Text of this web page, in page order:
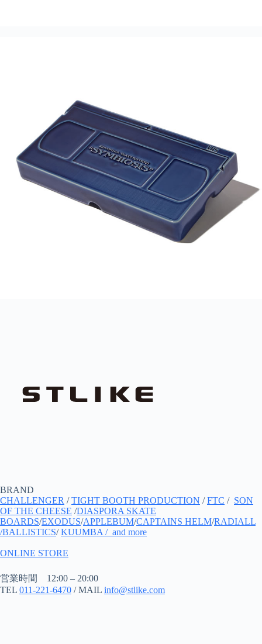
BRAND
CHALLENGER /TIGHT BOOTH PRODUCTION /FTC / SON
OF THE CHEESE /DIASPORA SKATE
BOARDS/EXODUS/APPLEBUM/CAPTAINS HELM/RADIALL
/BALLISTICS/KUUMBA / and more
ONLINE STORE
営業時間 12:00 – 20:00
TEL 011-221-6470 / MAIL info@stlike.com